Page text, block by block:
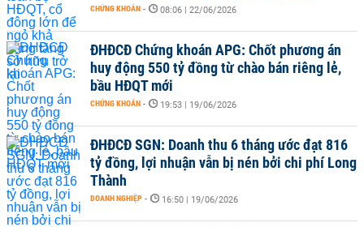
CHỨNG KHOÁN - 08:06 | 22/06/2026
ĐHĐCĐ Chứng khoán APG: Chốt phương án
huy động 550 tỷ đồng từ chào bán riêng lẻ,
bầu HĐQT mới
CHỨNG KHOÁN - 19:53 | 19/06/2026
ĐHĐCĐ SGN: Doanh thu 6 tháng ước đạt 816
tỷ đồng, lợi nhuận vẫn bị nén bởi chi phí Long
Thành
DOANH NGHIỆP - 16:50 | 19/06/2026